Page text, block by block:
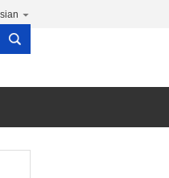
search